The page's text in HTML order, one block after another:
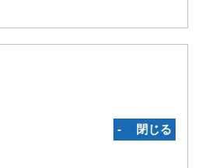
‐ 閉じる